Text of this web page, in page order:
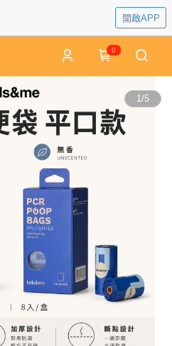
開啟APP
0
1/5